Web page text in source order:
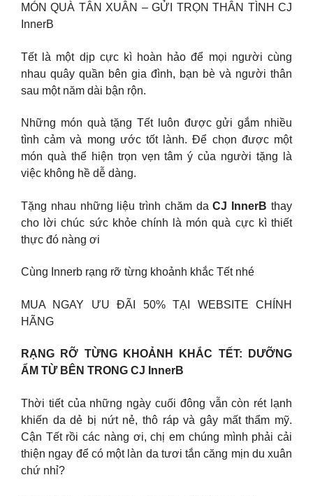
MÓN QUÀ TÂN XUÂN – GỬI TRỌN THÂN TÌNH CJ
InnerB
Tết là một dịp cực kì hoàn hảo để mọi người cùng
nhau quây quần bên gia đình, bạn bè và người thân
sau một năm dài bận rộn.
Những món quà tặng Tết luôn được gửi gắm nhiều
tình cảm và mong ước tốt lành. Để chọn được một
món quà thể hiện trọn vẹn tâm ý của người tặng là
việc không hề dễ dàng.
Tặng nhau những liệu trình chăm daCJ InnerBthay
cho lời chúc sức khỏe chính là món quà cực kì thiết
thực đó nàng ơi
Cùng Innerb rạng rỡ từng khoảnh khắc Tết nhé
MUA NGAY ƯU ĐÃI 50% TẠI WEBSITE CHÍNH
HÃNG
RẠNG RỠ TỪNG KHOẢNH KHẮC TẾT: DƯỠNG
ẨM TỪ BÊN TRONG CJ InnerB
Thời tiết của những ngày cuối đông vẫn còn rét lạnh
khiến da dẻ bị nứt nẻ, thô ráp và gây mất thẩm mỹ.
Cận Tết rồi các nàng ơi, chị em chúng mình phải cải
thiện ngay để có một làn da tươi tắn căng mịn du xuân
chứ nhỉ?